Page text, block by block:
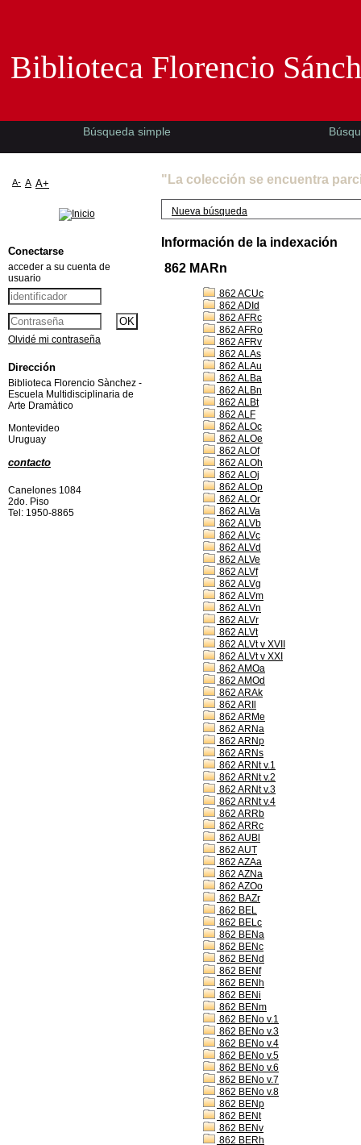
"La colección se encuentra
Nueva búsqueda
Información de la indexación
862 MARn
862 ACUc
862 ADId
862 AFRc
862 AFRo
862 AFRv
862 ALAs
862 ALAu
862 ALBa
862 ALBn
862 ALBt
862 ALF
862 ALOc
862 ALOe
862 ALOf
862 ALOh
862 ALOj
862 ALOp
862 ALOr
862 ALVa
862 ALVb
862 ALVc
862 ALVd
862 ALVe
862 ALVf
862 ALVg
862 ALVm
862 ALVn
862 ALVr
862 ALVt
862 ALVt v XVII
862 ALVt v XXI
862 AMOa
862 AMOd
862 ARAk
862 ARIl
862 ARMe
862 ARNa
862 ARNp
862 ARNs
862 ARNt v.1
862 ARNt v.2
862 ARNt v.3
862 ARNt v.4
862 ARRb
862 ARRc
862 AUBl
862 AUT
862 AZAa
862 AZNa
862 AZOo
862 BAZr
862 BEL
862 BELc
862 BENa
862 BENc
862 BENd
862 BENf
862 BENh
862 BENi
862 BENm
862 BENo v.1
862 BENo v.3
862 BENo v.4
862 BENo v.5
862 BENo v.6
862 BENo v.7
862 BENo v.8
862 BENp
862 BENt
862 BENv
862 BERh
Biblioteca Florencio
Búsqueda simple
A- A A+
Conectarse
acceder a su cuenta de
usuario
Olvidé mi contraseña
Dirección
Biblioteca Florencio Sànchez -
Escuela Multidisciplinaria de
Arte Dramàtico
Montevideo
Uruguay
contacto
Canelones 1084
2do. Piso
Tel: 1950-8865